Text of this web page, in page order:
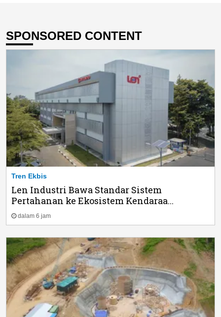
SPONSORED CONTENT
Tren Ekbis
Len Industri Bawa Standar Sistem
Pertahanan ke Ekosistem Kendaraa...
dalam 6 jam